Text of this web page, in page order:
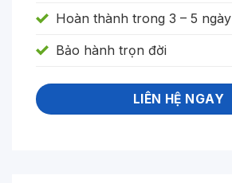
Hoàn thành trong 3 – 5 ngày
Bảo hành trọn đời
LIÊN HỆ NGAY